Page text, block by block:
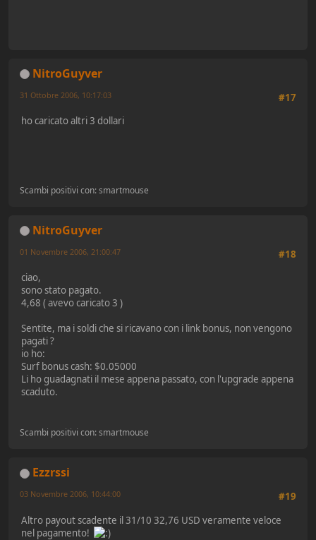
NitroGuyver
#17
31 Ottobre 2006, 10:17:03
ho caricato altri 3 dollari
Scambi positivi con: smartmouse
NitroGuyver
#18
01 Novembre 2006, 21:00:47
ciao,
sono stato pagato.
4,68 ( avevo caricato 3 )
Sentite, ma i soldi che si ricavano con i link bonus, non vengono
pagati ?
io ho:
Surf bonus cash: $0.05000
Li ho guadagnati il mese appena passato, con l'upgrade appena
scaduto.
Scambi positivi con: smartmouse
Ezzrssi
#19
03 Novembre 2006, 10:44:00
Altro payout scadente il 31/10 32,76 USD veramente veloce
nel pagamento!